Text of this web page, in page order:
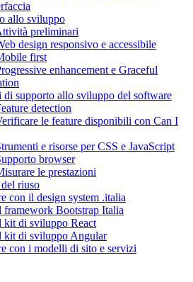
allo sviluppo
preliminari
design responsivo e accessibile
first
enhancement e Graceful
di supporto allo sviluppo del software
detection
le feature disponibili con Can I
e risorse per CSS e JavaScript
browser
le prestazioni
riuso
con il design system .italia
framework Bootstrap Italia
kit di sviluppo React
kit di sviluppo Angular
con i modelli di sito e servizi